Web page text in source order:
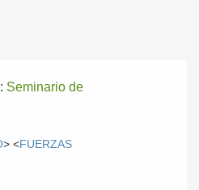
Seminario de
> <FUERZAS